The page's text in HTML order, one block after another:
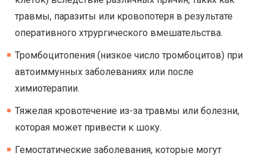
травмы, паразиты или кровопотеря в результате
оперативного хтрургического вмешательства.
Тромбоцитопения (низкое число тромбоцитов) при
автоиммунных заболеваниях или после
химиотерапии.
Тяжелая кровотечение из-за травмы или болезни,
которая может привести к шоку.
Гемостатические заболевания, которые могут